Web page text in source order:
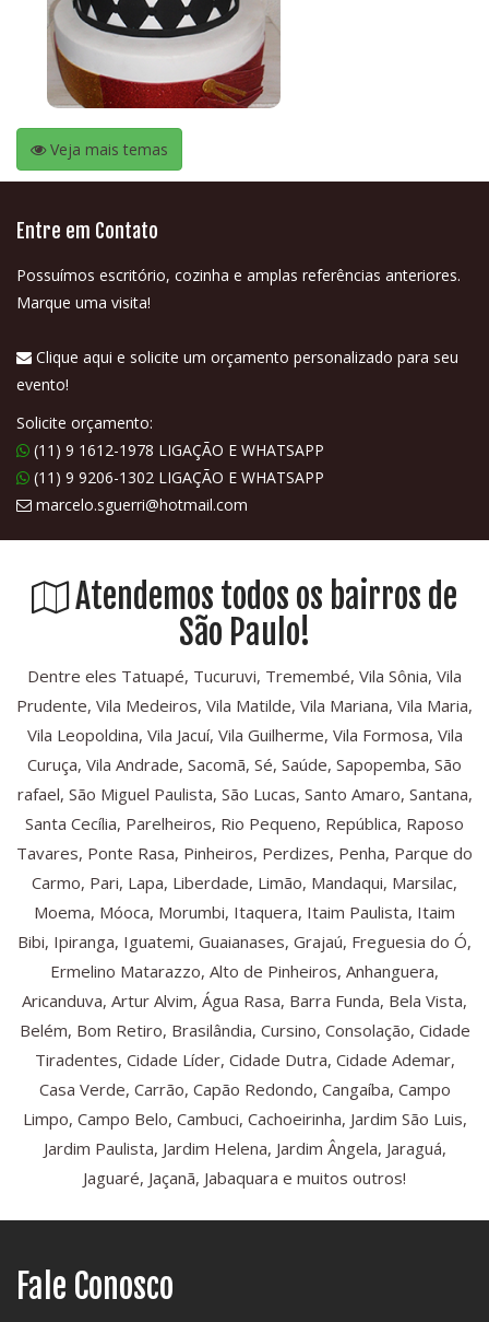
Veja mais temas
Entre em Contato
Possuímos escritório, cozinha e amplas referências anteriores.
Marque uma visita!
Clique aqui e solicite um orçamento personalizado para seu
evento!
Solicite orçamento:
(11) 9 1612-1978 LIGAÇÃO E WHATSAPP
(11) 9 9206-1302 LIGAÇÃO E WHATSAPP
marcelo.sguerri@hotmail.com
Atendemos todos os bairros de
São Paulo!
Dentre eles Tatuapé, Tucuruvi, Tremembé, Vila Sônia, Vila
Prudente, Vila Medeiros, Vila Matilde, Vila Mariana, Vila Maria,
Vila Leopoldina, Vila Jacuí, Vila Guilherme, Vila Formosa, Vila
Curuça, Vila Andrade, Sacomã, Sé, Saúde, Sapopemba, São
rafael, São Miguel Paulista, São Lucas, Santo Amaro, Santana,
Santa Cecília, Parelheiros, Rio Pequeno, República, Raposo
Tavares, Ponte Rasa, Pinheiros, Perdizes, Penha, Parque do
Carmo, Pari, Lapa, Liberdade, Limão, Mandaqui, Marsilac,
Moema, Móoca, Morumbi, Itaquera, Itaim Paulista, Itaim
Bibi, Ipiranga, Iguatemi, Guaianases, Grajaú, Freguesia do Ó,
Ermelino Matarazzo, Alto de Pinheiros, Anhanguera,
Aricanduva, Artur Alvim, Água Rasa, Barra Funda, Bela Vista,
Belém, Bom Retiro, Brasilândia, Cursino, Consolação, Cidade
Tiradentes, Cidade Líder, Cidade Dutra, Cidade Ademar,
Casa Verde, Carrão, Capão Redondo, Cangaíba, Campo
Limpo, Campo Belo, Cambuci, Cachoeirinha, Jardim São Luis,
Jardim Paulista, Jardim Helena, Jardim Ângela, Jaraguá,
Jaguaré, Jaçanã, Jabaquara e muitos outros!
Fale Conosco